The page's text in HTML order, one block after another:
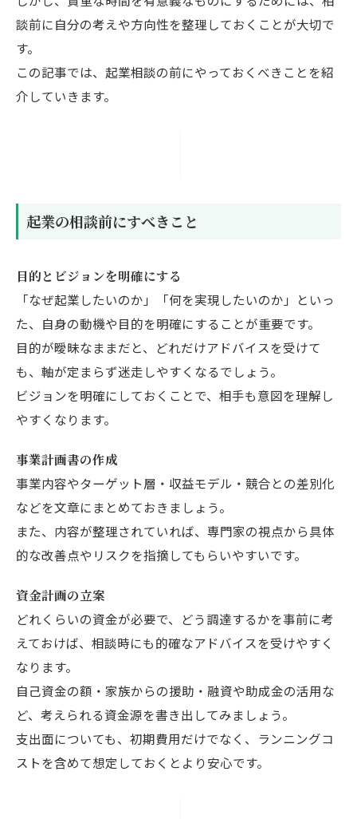
談前に自分の考えや方向性を整理しておくことが大切で
す。
この記事では、起業相談の前にやっておくべきことを紹
介していきます。
起業の相談前にすべきこと
目的とビジョンを明確にする
「なぜ起業したいのか」「何を実現したいのか」といっ
た、自身の動機や目的を明確にすることが重要です。
目的が曖昧なままだと、どれだけアドバイスを受けて
も、軸が定まらず迷走しやすくなるでしょう。
ビジョンを明確にしておくことで、相手も意図を理解し
やすくなります。
事業計画書の作成
事業内容やターゲット層・収益モデル・競合との差別化
などを文章にまとめておきましょう。
また、内容が整理されていれば、専門家の視点から具体
的な改善点やリスクを指摘してもらいやすいです。
資金計画の立案
どれくらいの資金が必要で、どう調達するかを事前に考
えておけば、相談時にも的確なアドバイスを受けやすく
なります。
自己資金の額・家族からの援助・融資や助成金の活用な
ど、考えられる資金源を書き出してみましょう。
支出面についても、初期費用だけでなく、ランニングコ
ストを含めて想定しておくとより安心です。